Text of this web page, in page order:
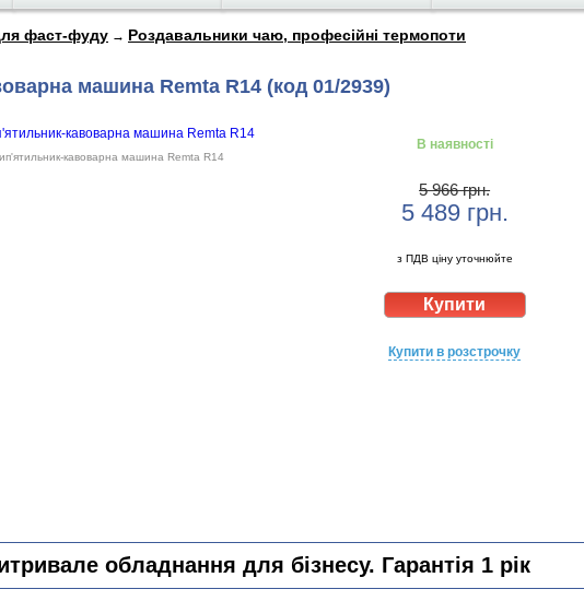
фаст-фуду → Роздавальники чаю, професійні термопоти
машина Remta R14 (код 01/2939)
кавоварна машина Remta R14
В наявності
5 966 грн.
5 489грн.
з ПДВ ціну уточнюйте
Купити в розстрочку
обладнання для бізнесу. Гарантія 1 рік